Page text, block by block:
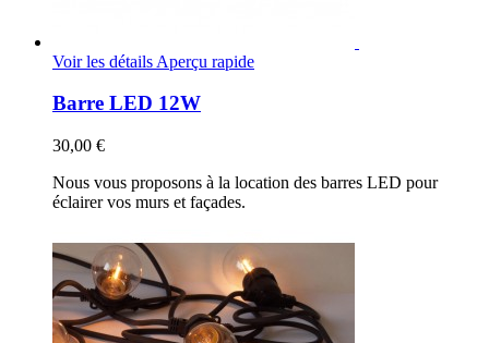
Voir les détails Aperçu rapide
Barre LED 12W
30,00 €
Nous vous proposons à la location des barres LED pour
éclairer vos murs et façades.